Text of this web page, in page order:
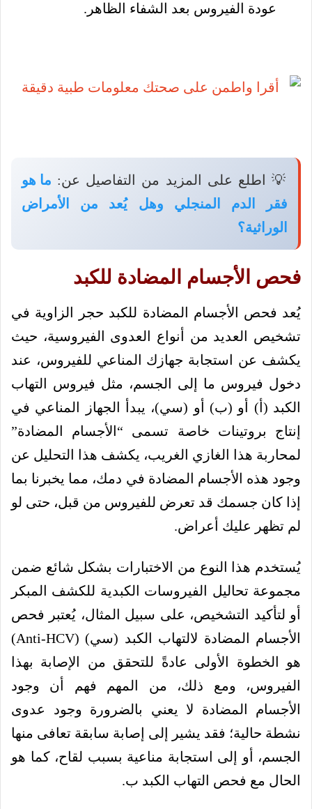
عودة الفيروس بعد الشفاء الظاهر.
💡 اطلع على المزيد من التفاصيل عن: ما هو
فقر الدم المنجلي وهل يُعد من الأمراض
الوراثية؟
فحص الأجسام المضادة للكبد
يُعد فحص الأجسام المضادة للكبد حجر الزاوية في
تشخيص العديد من أنواع العدوى الفيروسية، حيث
يكشف عن استجابة جهازك المناعي للفيروس، عند
دخول فيروس ما إلى الجسم، مثل فيروس التهاب
الكبد (أ) أو (ب) أو (سي)، يبدأ الجهاز المناعي في
إنتاج بروتينات خاصة تسمى “الأجسام المضادة”
لمحاربة هذا الغازي الغريب، يكشف هذا التحليل عن
وجود هذه الأجسام المضادة في دمك، مما يخبرنا بما
إذا كان جسمك قد تعرض للفيروس من قبل، حتى لو
لم تظهر عليك أعراض.
يُستخدم هذا النوع من الاختبارات بشكل شائع ضمن
مجموعة تحاليل الفيروسات الكبدية للكشف المبكر
أو لتأكيد التشخيص، على سبيل المثال، يُعتبر فحص
الأجسام المضادة لالتهاب الكبد (سي) (Anti-HCV)
هو الخطوة الأولى عادةً للتحقق من الإصابة بهذا
الفيروس، ومع ذلك، من المهم فهم أن وجود
الأجسام المضادة لا يعني بالضرورة وجود عدوى
نشطة حالية؛ فقد يشير إلى إصابة سابقة تعافى منها
الجسم، أو إلى استجابة مناعية بسبب لقاح، كما هو
الحال مع فحص التهاب الكبد ب.